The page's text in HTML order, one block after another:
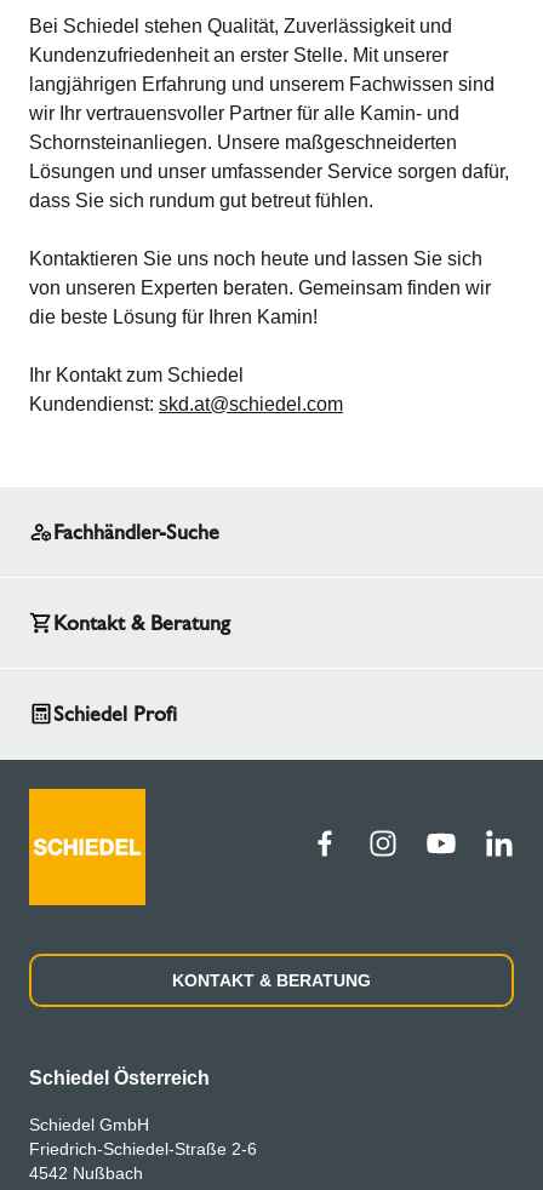
Bei Schiedel stehen Qualität, Zuverlässigkeit und
Kundenzufriedenheit an erster Stelle. Mit unserer
langjährigen Erfahrung und unserem Fachwissen sind
wir Ihr vertrauensvoller Partner für alle Kamin- und
Schornsteinanliegen. Unsere maßgeschneiderten
Lösungen und unser umfassender Service sorgen dafür,
dass Sie sich rundum gut betreut fühlen.
Kontaktieren Sie uns noch heute und lassen Sie sich
von unseren Experten beraten. Gemeinsam finden wir
die beste Lösung für Ihren Kamin!
Ihr Kontakt zum Schiedel
Kundendienst: skd.at@schiedel.com
Fachhändler-Suche
Kontakt & Beratung
Schiedel Profi
KONTAKT & BERATUNG
Schiedel Österreich
Schiedel GmbH
Friedrich-Schiedel-Straße 2-6
4542 Nußbach